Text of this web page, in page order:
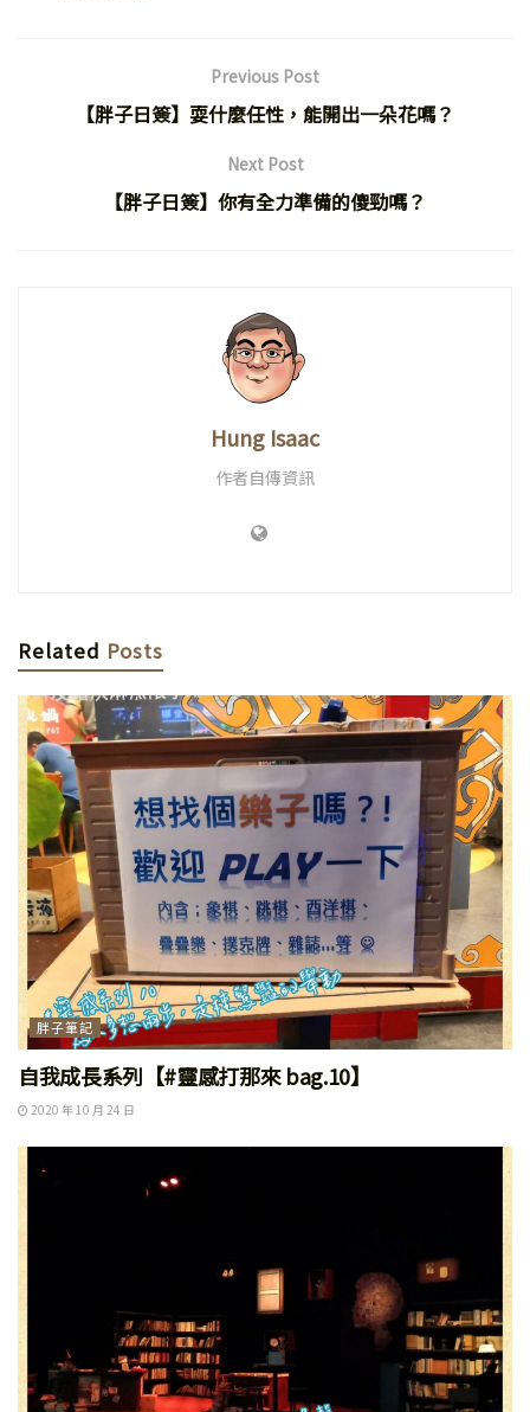
Previous Post
【胖子日簽】耍什麼任性，能開出一朵花嗎？
Next Post
【胖子日簽】你有全力準備的傻勁嗎？
Hung Isaac
作者自傳資訊
Related Posts
胖子筆記
自我成長系列【#靈感打那來 bag.10】
2020 年 10 月 24 日